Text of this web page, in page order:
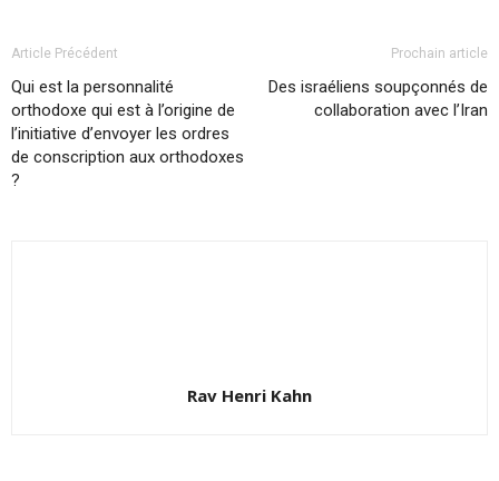
Article Précédent
Qui est la personnalité
orthodoxe qui est à l’origine de
l’initiative d’envoyer les ordres
de conscription aux orthodoxes
?
Prochain article
Des israéliens soupçonnés de
collaboration avec l’Iran
Rav Henri Kahn